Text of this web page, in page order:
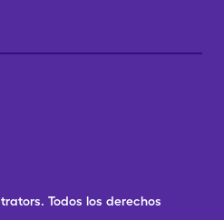
Todos los derechos